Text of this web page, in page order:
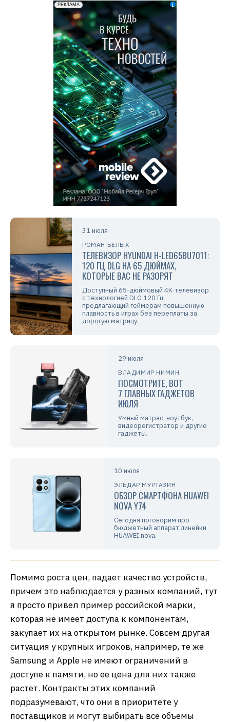
31 июля
РОМАН БЕЛЫХ
ТЕЛЕВИЗОР HYUNDAI H-LED65BU7011:
120 ГЦ DLG НА 65 ДЮЙМАХ,
КОТОРЫЕ ВАС НЕ РАЗОРЯТ
Доступный 65-дюймовый 4K-телевизор
с технологией DLG 120 Гц,
предлагающий геймерам повышенную
плавность в играх без переплаты за
дорогую матрицу.
29 июля
ВЛАДИМИР НИМИН
ПОСМОТРИТЕ, ВОТ
7 ГЛАВНЫХ ГАДЖЕТОВ
ИЮЛЯ
Умный матрас, ноутбук,
видеорегистратор и другие
гаджеты.
10 июля
ЭЛЬДАР МУРТАЗИН
ОБЗОР СМАРТФОНА HUAWEI
NOVA Y74
Сегодня поговорим про
бюджетный аппарат линейки
HUAWEI nova.
Помимо роста цен, падает качество устройств,
причем это наблюдается у разных компаний, тут
я просто привел пример российской марки,
которая не имеет доступа к компонентам,
закупает их на открытом рынке. Совсем другая
ситуация у крупных игроков, например, те же
Samsung и Apple не имеют ограничений в
доступе к памяти, но ее цена для них также
растет. Контракты этих компаний
подразумевают, что они в приоритете у
поставщиков и могут выбирать все объемы